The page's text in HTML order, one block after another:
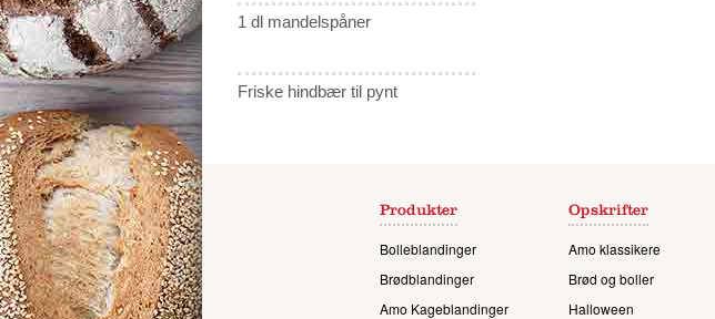
1 dl mandelspåner
Friske hindbær til pynt
Produkter
Bolleblandinger
Brødblandinger
Amo Kageblandinger
Opskrifter
Amo klassikere
Brød og boller
Halloween